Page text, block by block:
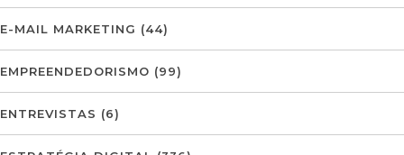
E-MAIL MARKETING (44)
EMPREENDEDORISMO (99)
ENTREVISTAS (6)